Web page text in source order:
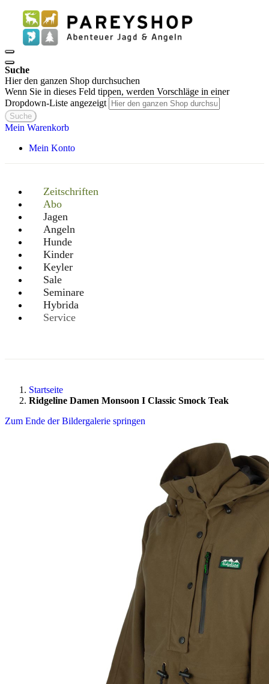
Suche
Hier den ganzen Shop durchsuchen
Wenn Sie in dieses Feld tippen, werden Vorschläge in einer
Dropdown-Liste angezeigt
Suche
Mein Warenkorb
Mein Konto
Zeitschriften
Abo
Jagen
Angeln
Hunde
Kinder
Keyler
Sale
Seminare
Hybrida
Service
Startseite
Ridgeline Damen Monsoon I Classic Smock Teak
Zum Ende der Bildergalerie springen